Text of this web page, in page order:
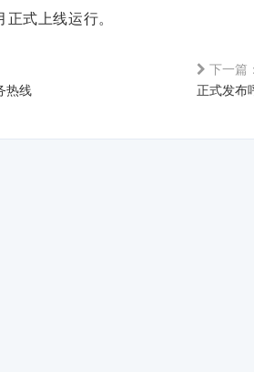
式上线运行。
热线
下一篇：
正式发布